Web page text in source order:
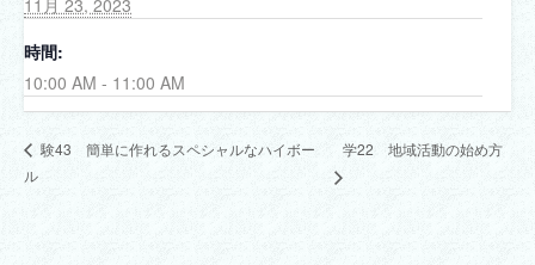
時間:
10:00 AM - 11:00 AM
験43 簡単に作れるスペシャルなハイボー
ル
学22 地域活動の始め方